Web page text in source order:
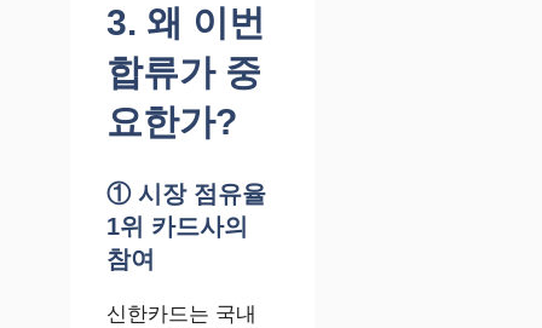
3. 왜 이번
합류가 중
요한가?
① 시장 점유율
1위 카드사의
참여
신한카드는 국내